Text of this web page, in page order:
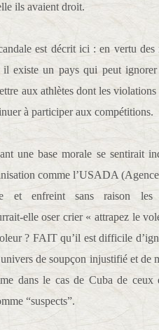
ils avaient droit.
est décrit ici : en vertu des
il existe un pays qui peut
aux athlètes dont les
à participer aux compétitions.
une base morale se sentirait
comme l’USADA
et enfreint sans raison les
elle oser crier « attrapez le
? FAIT qu’il est difficile
de soupçon injustifié et de
dans le cas de Cuba de
“suspects”.